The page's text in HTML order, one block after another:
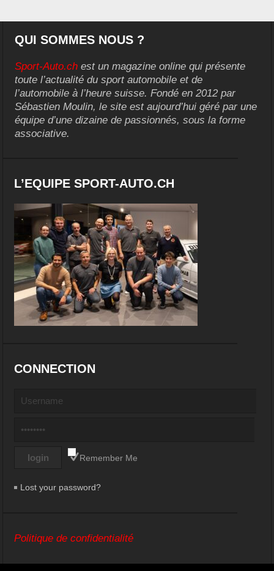
QUI SOMMES NOUS ?
Sport-Auto.ch est un magazine online qui présente
toute l’actualité du sport automobile et de
l’automobile à l’heure suisse. Fondé en 2012 par
Sébastien Moulin, le site est aujourd’hui géré par une
équipe d’une dizaine de passionnés, sous la forme
associative.
L’EQUIPE SPORT-AUTO.CH
CONNECTION
Remember Me
Lost your password?
Politique de confidentialité